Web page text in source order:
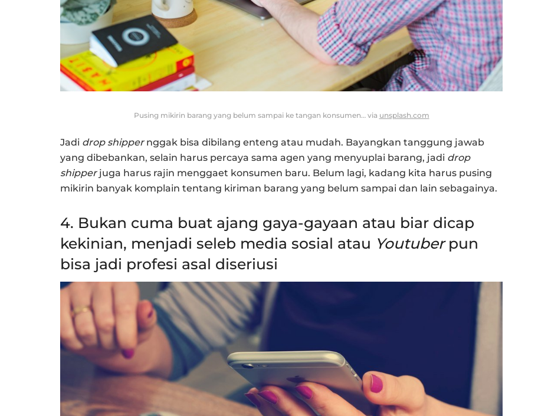
Pusing mikirin barang yang belum sampai ke tangan konsumen… via unsplash.com
Jadi drop shippernggak bisa dibilang enteng atau mudah. Bayangkan tanggung jawab
yang dibebankan, selain harus percaya sama agen yang menyuplai barang, jadi drop
shipperjuga harus rajin menggaet konsumen baru. Belum lagi, kadang kita harus pusing
mikirin banyak komplain tentang kiriman barang yang belum sampai dan lain sebagainya.
4. Bukan cuma buat ajang gaya-gayaan atau biar dicap
kekinian, menjadi seleb media sosial atau Youtuberpun
bisa jadi profesi asal diseriusi